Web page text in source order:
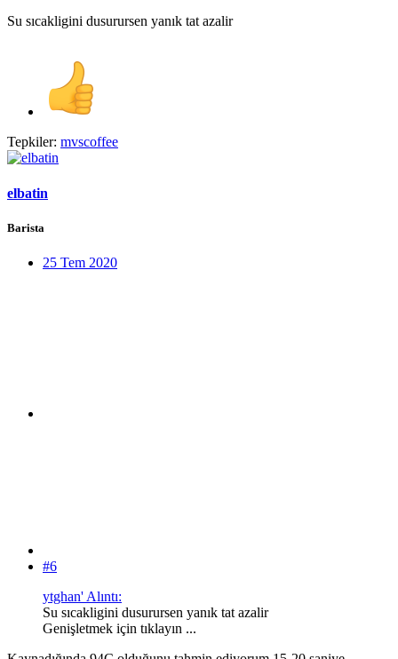
Su sıcakligini dusurursen yanık tat azalir
Tepkiler: mvscoffee
elbatin
Barista
25 Tem 2020
#6
ytghan' Alıntı:
Su sıcakligini dusurursen yanık tat azalir
Genişletmek için tıklayın ...